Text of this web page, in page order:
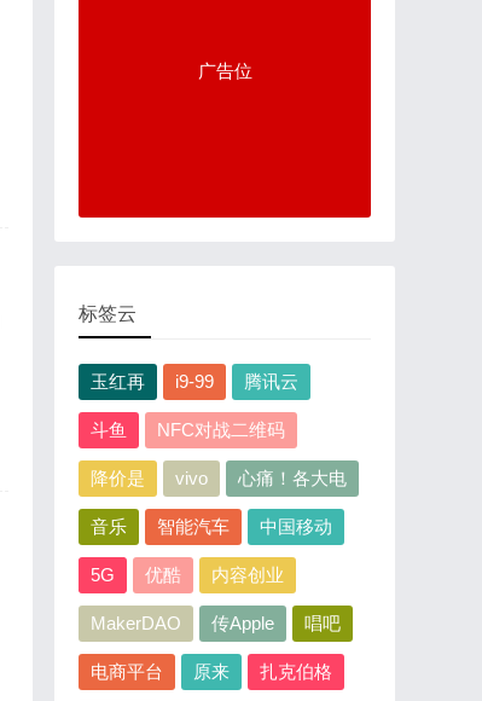
广告位
标签云
玉红再 i9-99 腾讯云
斗鱼 NFC对战二维码
降价是 vivo 心痛！各大电
音乐 智能汽车 中国移动
5G 优酷 内容创业
MakerDAO 传Apple 唱吧
电商平台 原来 扎克伯格